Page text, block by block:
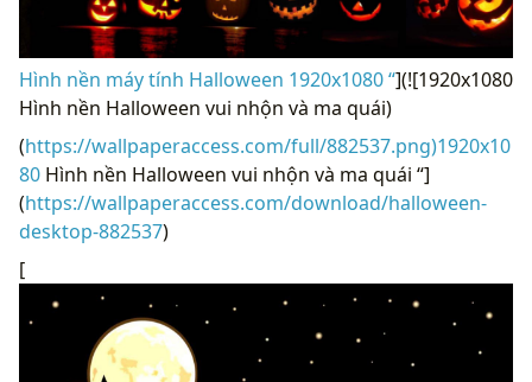
Hình nền máy tính Halloween 1920x1080 “](![1920x1080
Hình nền Halloween vui nhộn và ma quái)
(https://wallpaperaccess.com/full/882537.png)1920x10
80 Hình nền Halloween vui nhộn và ma quái “]
(https://wallpaperaccess.com/download/halloween-
desktop-882537)
[